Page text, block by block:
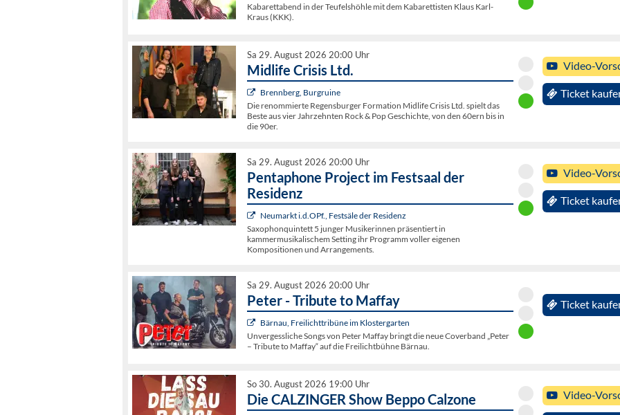
Kabarettabend in der Teufelshöhle mit dem Kabarettisten Klaus Karl-
Kraus (KKK).
Sa 29. August 2026 20:00 Uhr
Midlife Crisis Ltd.
Brennberg, Burgruine
Die renommierte Regensburger Formation Midlife Crisis Ltd. spielt das
Beste aus vier Jahrzehnten Rock & Pop Geschichte, von den 60ern bis in
die 90er.
Video-
Ticket
Sa 29. August 2026 20:00 Uhr
Pentaphone Project im Festsaal der
Residenz
Neumarkt i.d.OPf., Festsäle der Residenz
Saxophonquintett 5 junger Musikerinnen präsentiert in
kammermusikalischem Setting ihr Programm voller eigenen
Kompositionen und Arrangements.
Video-
Ticket
Sa 29. August 2026 20:00 Uhr
Peter - Tribute to Maffay
Bärnau, Freilichttribüne im Klostergarten
Unvergessliche Songs von Peter Maffay bringt die neue Coverband „Peter
– Tribute to Maffay“ auf die Freilichtbühne Bärnau.
Ticket
So 30. August 2026 19:00 Uhr
Die CALZINGER Show Beppo Calzone Video-